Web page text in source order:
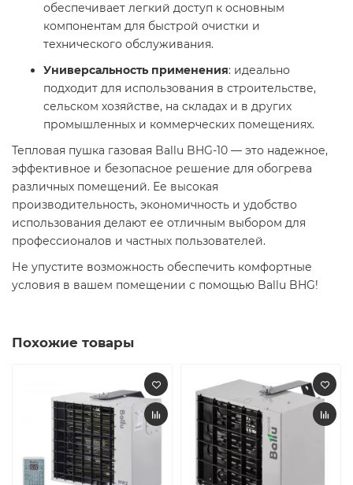
обеспечивает легкий доступ к основным
компонентам для быстрой очистки и
технического обслуживания.​
Универсальность применения: идеально
подходит для использования в строительстве,
сельском хозяйстве, на складах и в других
промышленных и коммерческих помещениях.​
Тепловая пушка газовая Ballu BHG-10 — это надежное,
эффективное и безопасное решение для обогрева
различных помещений. Ее высокая
производительность, экономичность и удобство
использования делают ее отличным выбором для
профессионалов и частных пользователей.​
Не упустите возможность обеспечить комфортные
условия в вашем помещении с помощью Ballu BHG!​
Похожие товары